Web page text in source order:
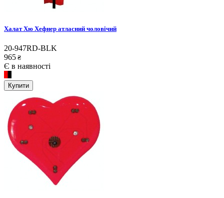
Халат Хю Хефнер атласний чоловічий
20-947RD-BLK
965 ₴
Є в наявності
Купити